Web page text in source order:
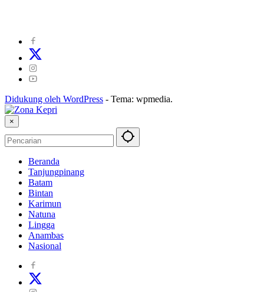
Didukung oleh WordPress - Tema: wpmedia.
×
Beranda
Tanjungpinang
Batam
Bintan
Karimun
Natuna
Lingga
Anambas
Nasional